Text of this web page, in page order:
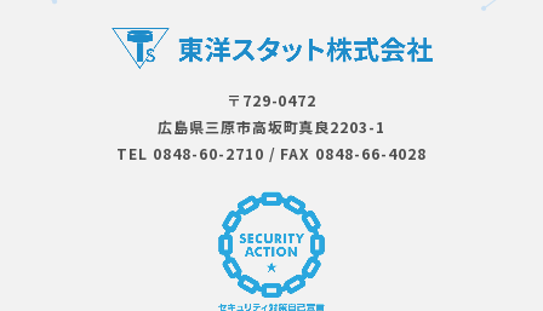
〒729-0472
広島県三原市⾼坂町真良2203-1
TEL 0848-60-2710 / FAX 0848-66-4028